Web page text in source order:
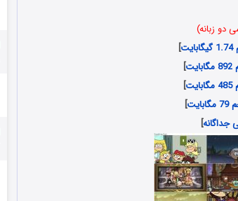
دو زبانه)
]
]
]
]
جداگانه]